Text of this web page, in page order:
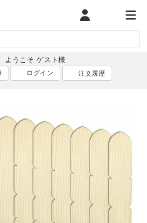
マイページカート メニ
ようこそ ゲスト様
ログイン 注文履歴